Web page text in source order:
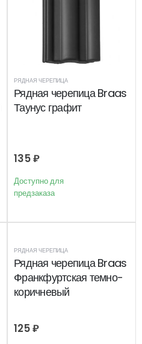
РЯДНАЯ ЧЕРЕПИЦА
Рядная черепица Braas
Таунус графит
135₽
Доступно для
предзаказа
РЯДНАЯ ЧЕРЕПИЦА
Рядная черепица Braas
Франкфуртская темно-
коричневый
125₽